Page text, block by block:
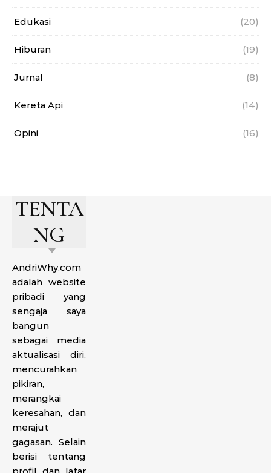
Edukasi (20)
Hiburan (19)
Jurnal (8)
Kereta Api (14)
Opini (16)
TENTA
NG
AndriWhy.com
adalah website
pribadi yang
sengaja saya
bangun
sebagai media
aktualisasi diri,
mencurahkan
pikiran,
merangkai
keresahan, dan
merajut
gagasan. Selain
berisi tentang